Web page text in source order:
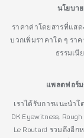
นโยบา
ราคาค่าโดยสารที่แส
บวกเพิ่มราคาใด ๆ รา
ธรรมเนี
แพลตฟอร์ม
เราได้รับการแนะนำโ
DK Eyewitness,
Le Routard รวมถึงอี